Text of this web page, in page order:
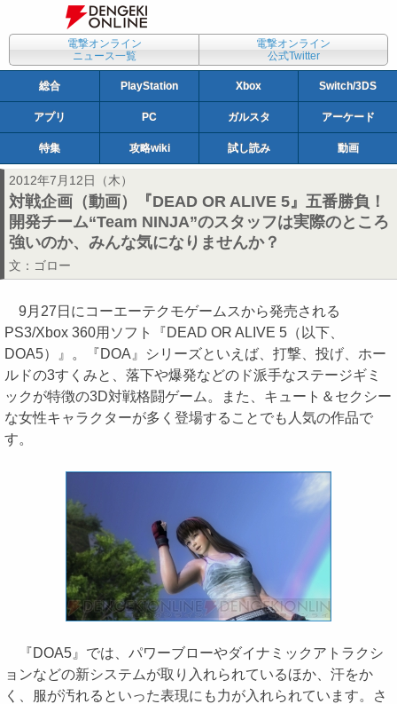
電撃オンライン
ニュース一覧
電撃オンライン
公式Twitter
総合 PlayStation Xbox Switch/3DS
アプリ PC ガルスタ アーケード
特集 攻略wiki 試し読み 動画
2012年7月12日（木）
対戦企画（動画）『DEAD OR ALIVE 5』五番勝負！
開発チーム“Team NINJA”のスタッフは実際のところ
強いのか、みんな気になりませんか？
文： ゴロー
9月27日にコーエーテクモゲームスから発売される
PS3/Xbox 360用ソフト『DEAD OR ALIVE 5（以下、
DOA5）』。『DOA』シリーズといえば、打撃、投げ、ホー
ルドの3すくみと、落下や爆発などのド派手なステージギミ
ックが特徴の3D対戦格闘ゲーム。また、キュート＆セクシー
な女性キャラクターが多く登場することでも人気の作品で
す。
『DOA5』では、パワーブローやダイナミックアトラクシ
ョンなどの新システムが取り入れられているほか、汗をか
く、服が汚れるといった表現にも力が入れられています。さ